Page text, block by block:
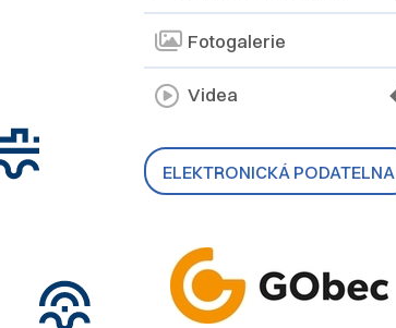
Fotogalerie
Videa
ELEKTRONICKÁ PODATELNA